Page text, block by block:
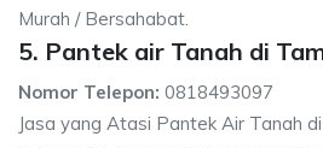
Murah / Bersahabat.
5. Pantek air Tanah di
Nomor Telepon: 0818493097
Jasa yang Atasi Pantek Air Tanah